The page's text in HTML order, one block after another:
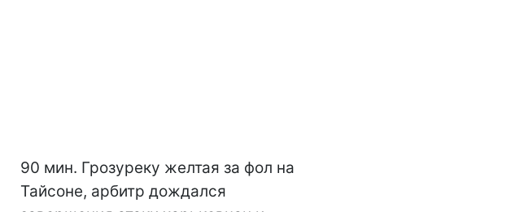
90 мин. Грозуреку желтая за фол на
Тайсоне, арбитр дождался